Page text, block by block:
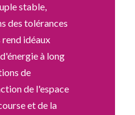
stable,
des tolérances
rend idéaux
à long
de
de l'espace
et de la